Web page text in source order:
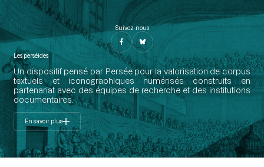
Suivez-nous
Les perséides
Un dispositif pensé par Persée pour la valorisation de corpus
textuels et iconographiques numérisés construits en
partenariat avec des équipes de recherche et des institutions
documentaires.
En savoir plus